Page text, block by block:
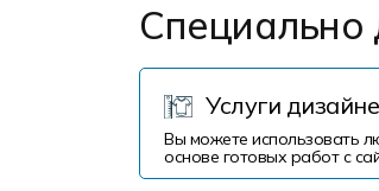
Специально
Услуги
Вы можете использовать
основе готовых работ с